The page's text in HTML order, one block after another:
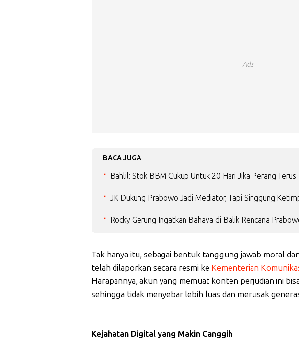
Ads
BACA JUGA
Bahlil: Stok BBM Cukup Untuk 20 Hari Jika Perang
JK Dukung Prabowo Jadi Mediator, Tapi Singgung
Rocky Gerung Ingatkan Bahaya di Balik Rencana
Tak hanya itu, sebagai bentuk tanggung jawab moral
telah dilaporkan secara resmi ke Kementerian
Harapannya, akun yang memuat konten perjudian ini
sehingga tidak menyebar lebih luas dan merusak
Kejahatan Digital yang Makin Canggih